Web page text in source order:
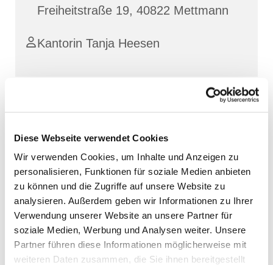
Diese Webseite verwendet Cookies
Wir verwenden Cookies, um Inhalte und Anzeigen zu
personalisieren, Funktionen für soziale Medien anbieten
zu können und die Zugriffe auf unsere Website zu
analysieren. Außerdem geben wir Informationen zu Ihrer
Verwendung unserer Website an unsere Partner für
soziale Medien, Werbung und Analysen weiter. Unsere
Partner führen diese Informationen möglicherweise mit
weiteren Daten zusammen, die Sie ihnen bereitgestellt
Freiheitstraße 19, 40822 Mettmann
Kantorin Tanja Heesen